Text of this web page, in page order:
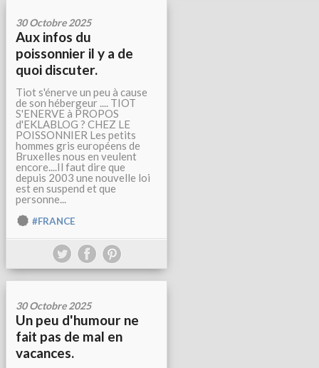
30 Octobre 2025
Aux infos du
poissonnier il y a de
quoi discuter.
Tiot s'énerve un peu à cause
de son hébergeur .... TIOT
S'ENERVE à PROPOS
d'EKLABLOG ? CHEZ LE
POISSONNIER Les petits
hommes gris européens de
Bruxelles nous en veulent
encore....Il faut dire que
depuis 2003 une nouvelle loi
est en suspend et que
personne...
#FRANCE
30 Octobre 2025
Un peu d'humour ne
fait pas de mal en
vacances.